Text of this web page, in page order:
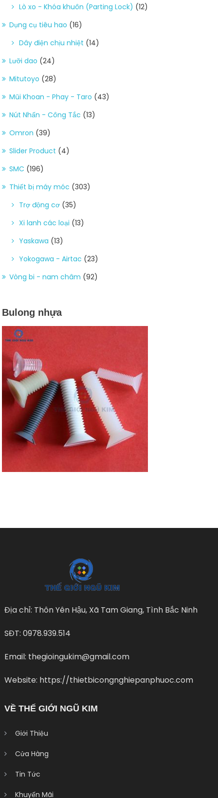
Lò xo - Khóa khuôn (Parting Lock) (12)
Dụng cụ tiêu hao (16)
Dây điện chịu nhiệt (14)
Lưỡi dao (24)
Mitutoyo (28)
Mũi Khoan - Phay - Taro (43)
Nút Nhấn - Công Tắc (13)
Omron (39)
Slider Product (4)
SMC (196)
Thiết bị máy móc (303)
Trợ động cơ (35)
Xi lanh các loại (13)
Yaskawa (13)
Yokogawa - Airtac (23)
Vòng bi - nam châm (92)
Bulong nhựa
Địa chỉ: Thôn Yên Hậu, Xã Tam Giang, Tình Bắc Ninh
SĐT: 0978.939.514
Email: thegioingukim@gmail.com
Website: https://thietbicongnghiepanphuoc.com
VỀ THẾ GIỚI NGŨ KIM
Giới Thiệu
Cửa Hàng
Tin Tức
Khuyến Mãi